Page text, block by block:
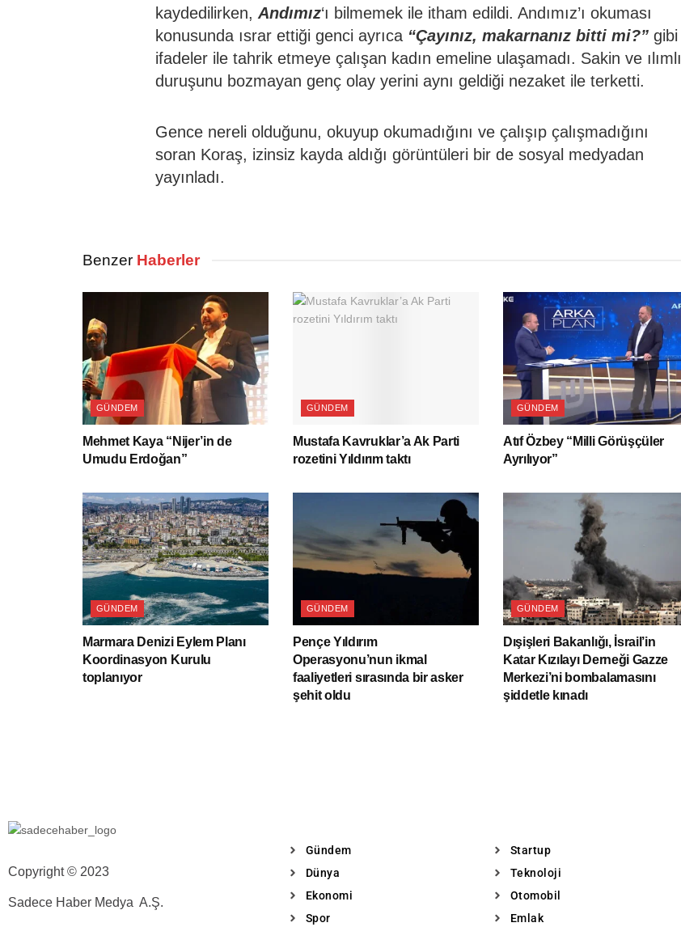
kaydedilirken, Andımız‘ı bilmemek ile itham edildi. Andımız’ı okuması
konusunda ısrar ettiği genci ayrıca “Çayınız, makarnanız bitti mi?” gibi
ifadeler ile tahrik etmeye çalışan kadın emeline ulaşamadı. Sakin ve ılımlı
duruşunu bozmayan genç olay yerini aynı geldiği nezaket ile terketti.
Gence nereli olduğunu, okuyup okumadığını ve çalışıp çalışmadığını
soran Koraş, izinsiz kayda aldığı görüntüleri bir de sosyal medyadan
yayınladı.
Benzer Haberler
GÜNDEM
Mehmet Kaya “Nijer’in de
Umudu Erdoğan”
GÜNDEM
Mustafa Kavruklar’a Ak Parti
rozetini Yıldırım taktı
GÜNDEM
Atıf Özbey “Milli Görüşçüler
Ayrılıyor”
GÜNDEM
Marmara Denizi Eylem Planı
Koordinasyon Kurulu
toplanıyor
GÜNDEM
Pençe Yıldırım
Operasyonu’nun ikmal
faaliyetleri sırasında bir asker
şehit oldu
GÜNDEM
Dışişleri Bakanlığı, İsrail’in
Katar Kızılayı Derneği Gazze
Merkezi’ni bombalamasını
şiddetle kınadı
Copyright © 2023
Sadece Haber Medya A.Ş.
Gündem
Dünya
Ekonomi
Spor
Startup
Teknoloji
Otomobil
Emlak